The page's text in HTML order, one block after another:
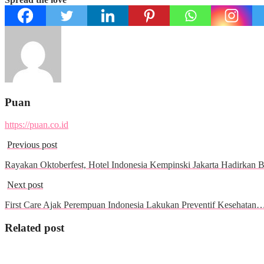
Puan
https://puan.co.id
Previous post
Rayakan Oktoberfest, Hotel Indonesia Kempinski Jakarta Hadirkan
Next post
First Care Ajak Perempuan Indonesia Lakukan Preventif
Related post